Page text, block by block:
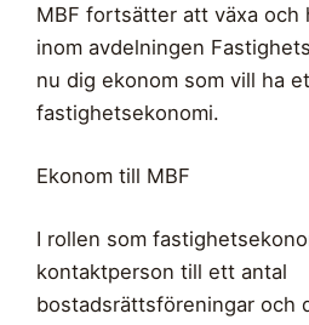
MBF fortsätter att växa och
inom avdelningen
nu dig ekonom som vill ha
fastighetsekonomi.
Ekonom till MBF
I rollen som
kontaktperson till ett antal
bostadsrättsföreningar och